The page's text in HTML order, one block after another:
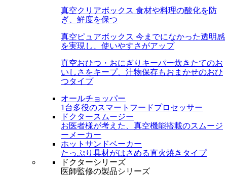
真空クリアボックス 食材や料理の酸化を防
ぎ、鮮度を保つ
真空ピュアボックス 今までになかった透明感
を実現し、使いやすさがアップ
真空おひつ・おにぎりキーパー炊きたてのお
いしさをキープ、汁物保存もおまかせのおひ
つタイプ
オールチョッパー
1台多役のスマートフードプロセッサー
ドクタースムージー
お医者様が考えた、真空機能搭載のスムージ
ーメーカー
ホットサンドベーカー
たっぷり具材がはさめる直火焼きタイプ
ドクターシリーズ
医師監修の製品シリーズ